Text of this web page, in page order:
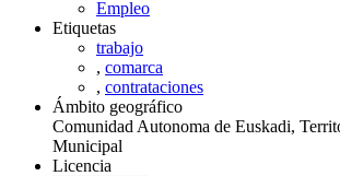
Empleo
Etiquetas
trabajo
, comarca
, contrataciones
Ámbito geográfico
Comunidad Autonoma de Euskadi,
Municipal
Licencia